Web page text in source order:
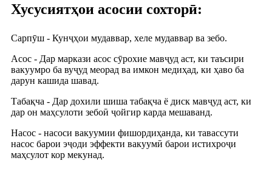
Хусусиятҳои асосии сохторӣ:
Сарпӯш - Кунҷҳои мудаввар, хеле мудаввар ва зебо.
Асос - Дар маркази асос сӯрохие мавҷуд аст, ки таъсири
вакуумро ба вуҷуд меорад ва имкон медиҳад, ки ҳаво ба
дарун кашида шавад.
Табақча - Дар дохили шиша табақча ё диск мавҷуд аст, ки
дар он маҳсулоти зебоӣ ҷойгир карда мешаванд.
Насос - насоси вакуумии фишордиҳанда, ки тавассути
насос барои эҷоди эффекти вакуумӣ барои истихроҷи
маҳсулот кор мекунад.